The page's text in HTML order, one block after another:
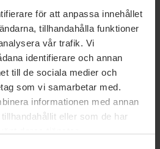
för att anpassa innehållet
tillhandahålla funktioner
vår trafik. Vi
identifierare och annan
till de sociala medier och
som vi samarbetar med.
informationen med annan
eller som de har
på dina